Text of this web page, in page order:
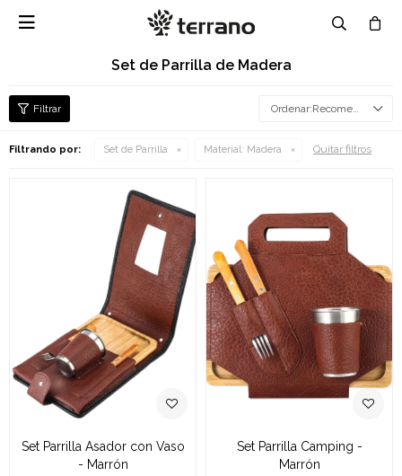

Set de Parrilla de Madera
Recomendados
Filtrando por: Set de Parrilla Material: Madera Quitar filtros
Set Parrilla Asador con Vaso
- Marrón
Set Parrilla Camping -
Marrón